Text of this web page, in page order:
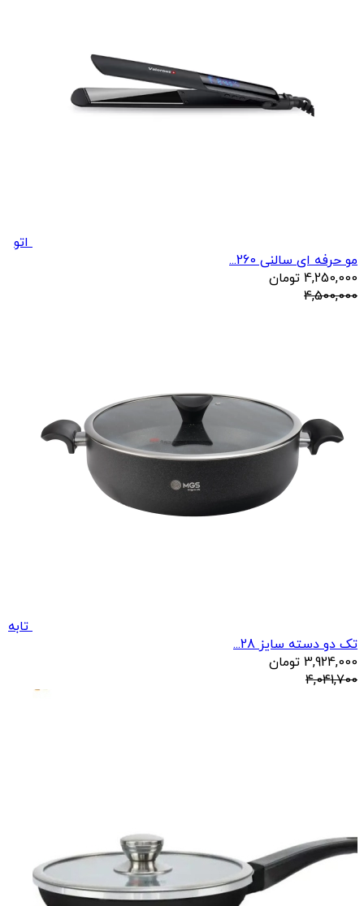
اتو
مو حرفه ای سالنی 260...
4,250,000 تومان
4,500,000
تابه
تک دو دسته سایز 28...
3,924,000 تومان
4,041,700